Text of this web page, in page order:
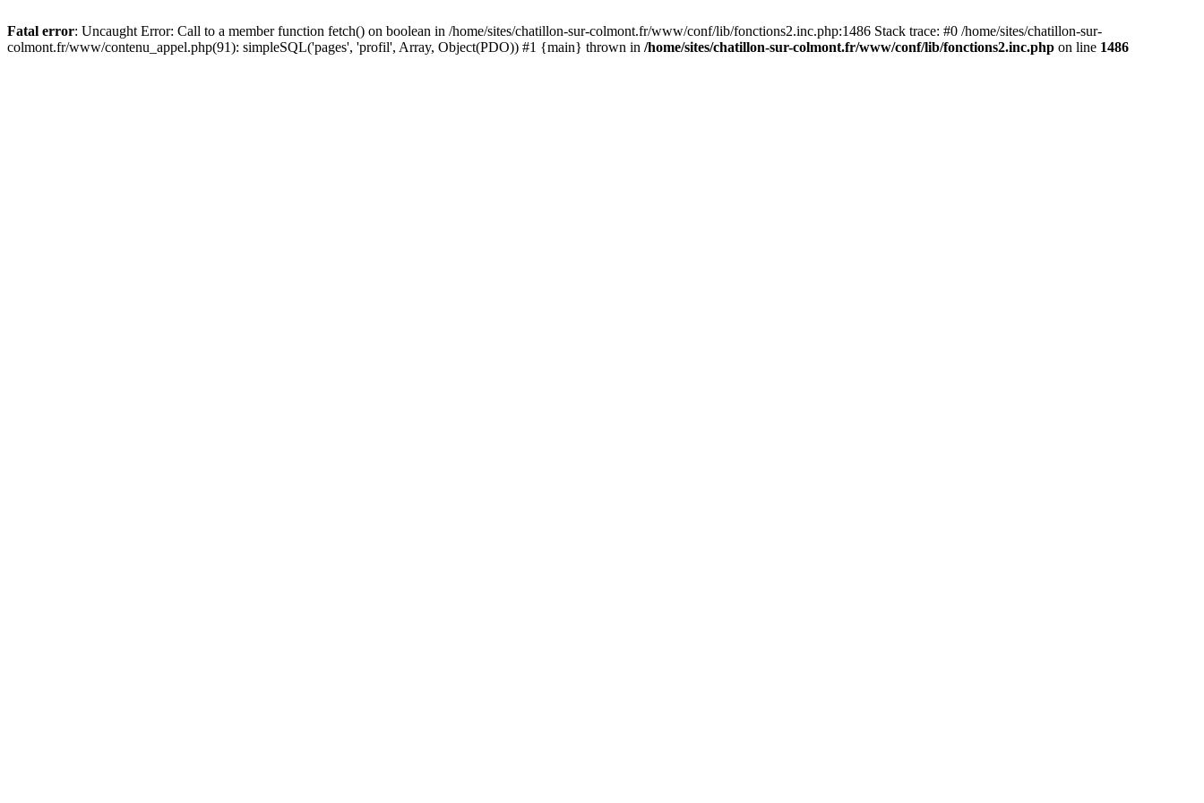
Fatal error: Uncaught Error: Call to a member function fetch() on boolean in /home/sites/chatillon-sur-colmont.fr/www/conf/lib/fonctions2.inc.php:1486 Stack trace: #0 /home/sites/chatillon-sur-
colmont.fr/www/contenu_appel.php(91): simpleSQL('pages', 'profil', Array, Object(PDO)) #1 {main} thrown in /home/sites/chatillon-sur-colmont.fr/www/conf/lib/fonctions2.inc.php on line 1486